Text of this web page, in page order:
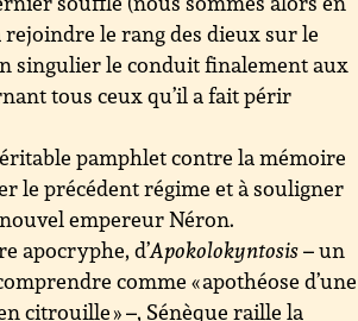
rejoindre le rang des dieux sur le
singulier le conduit finalement aux
tous ceux qu’il a fait périr
pamphlet contre la mémoire
le précédent régime et à souligner
empereur Néron.
apocryphe, d’Apokolokyntosis– un
comme « apothéose d’une
citrouille » –, Sénèque raille la